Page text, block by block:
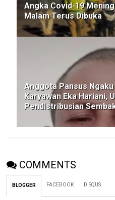
Angka Covid-19
Malam Terus Dibuka
Anggota Pansus
Karyawan Eka Hariani,
Pendistribusian
COMMENTS
BLOGGER FACEBOOK DISQUS